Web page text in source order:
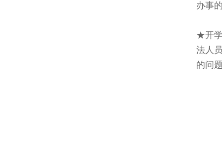
办事
★开学
法人
的问